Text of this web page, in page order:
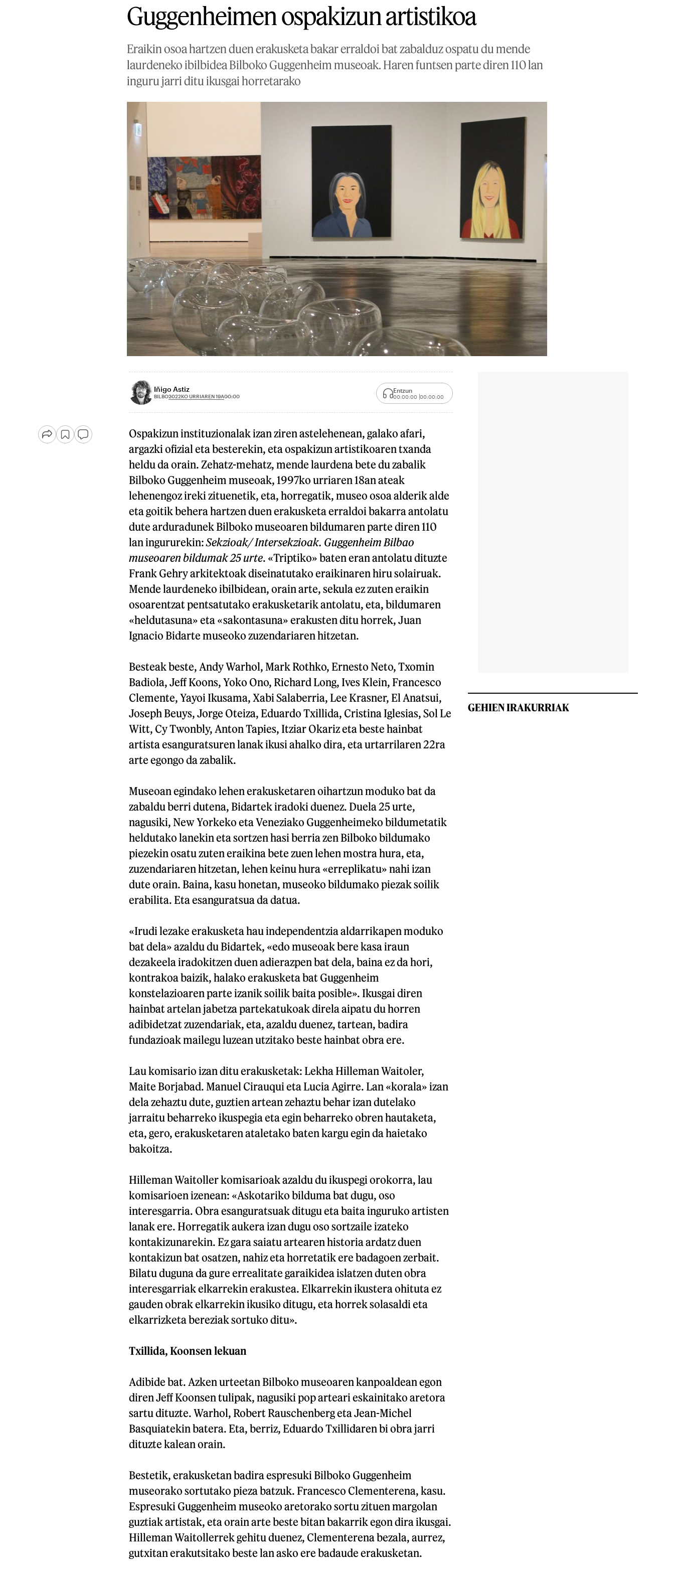
Guggenheimen ospakizun artistikoa
Eraikin osoa hartzen duen erakusketa bakar erraldoi bat zabalduz ospatu du mende
laurdeneko ibilbidea Bilboko Guggenheim museoak. Haren funtsen parte diren 110 lan
inguru jarri ditu ikusgai horretarako
Iñigo Astiz
BILBO2022KO URRIAREN 19A00:00
Entzun
00:00:00 00:00:00
Ospakizun instituzionalak izan ziren astelehenean, galako afari,
argazki ofizial eta besterekin, eta ospakizun artistikoaren txanda
heldu da orain. Zehatz-mehatz, mende laurdena bete du zabalik
Bilboko Guggenheim museoak, 1997ko urriaren 18an ateak
lehenengoz ireki zituenetik, eta, horregatik, museo osoa alderik alde
eta goitik behera hartzen duen erakusketa erraldoi bakarra antolatu
dute arduradunek Bilboko museoaren bildumaren parte diren 110
lan ingururekin:Sekzioak/ Intersekzioak. Guggenheim Bilbao
museoaren bildumak 25 urte. «Triptiko» baten eran antolatu dituzte
Frank Gehry arkitektoak diseinatutako eraikinaren hiru solairuak.
Mende laurdeneko ibilbidean, orain arte, sekula ez zuten eraikin
osoarentzat pentsatutako erakusketarik antolatu, eta, bildumaren
«heldutasuna» eta «sakontasuna» erakusten ditu horrek, Juan
Ignacio Bidarte museoko zuzendariaren hitzetan.
Besteak beste, Andy Warhol, Mark Rothko, Ernesto Neto, Txomin
Badiola, Jeff Koons, Yoko Ono, Richard Long, Ives Klein, Francesco
Clemente, Yayoi Ikusama, Xabi Salaberria, Lee Krasner, El Anatsui,
Joseph Beuys, Jorge Oteiza, Eduardo Txillida, Cristina Iglesias, Sol Le
Witt, Cy Twonbly, Anton Tapies, Itziar Okariz eta beste hainbat
artista esanguratsuren lanak ikusi ahalko dira, eta urtarrilaren 22ra
arte egongo da zabalik.
Museoan egindako lehen erakusketaren oihartzun moduko bat da
zabaldu berri dutena, Bidartek iradoki duenez. Duela 25 urte,
nagusiki, New Yorkeko eta Veneziako Guggenheimeko bildumetatik
heldutako lanekin eta sortzen hasi berria zen Bilboko bildumako
piezekin osatu zuten eraikina bete zuen lehen mostra hura, eta,
zuzendariaren hitzetan, lehen keinu hura «erreplikatu» nahi izan
dute orain. Baina, kasu honetan, museoko bildumako piezak soilik
erabilita. Eta esanguratsua da datua.
«Irudi lezake erakusketa hau independentzia aldarrikapen moduko
bat dela» azaldu du Bidartek, «edo museoak bere kasa iraun
dezakeela iradokitzen duen adierazpen bat dela, baina ez da hori,
kontrakoa baizik, halako erakusketa bat Guggenheim
konstelazioaren parte izanik soilik baita posible». Ikusgai diren
hainbat artelan jabetza partekatukoak direla aipatu du horren
adibidetzat zuzendariak, eta, azaldu duenez, tartean, badira
fundazioak mailegu luzean utzitako beste hainbat obra ere.
Lau komisario izan ditu erakusketak: Lekha Hilleman Waitoler,
Maite Borjabad. Manuel Cirauqui eta Lucia Agirre. Lan «korala» izan
dela zehaztu dute, guztien artean zehaztu behar izan dutelako
jarraitu beharreko ikuspegia eta egin beharreko obren hautaketa,
eta, gero, erakusketaren ataletako baten kargu egin da haietako
bakoitza.
Hilleman Waitoller komisarioak azaldu du ikuspegi orokorra, lau
komisarioen izenean: «Askotariko bilduma bat dugu, oso
interesgarria. Obra esanguratsuak ditugu eta baita inguruko artisten
lanak ere. Horregatik aukera izan dugu oso sortzaile izateko
kontakizunarekin. Ez gara saiatu artearen historia ardatz duen
kontakizun bat osatzen, nahiz eta horretatik ere badagoen zerbait.
Bilatu duguna da gure errealitate garaikidea islatzen duten obra
interesgarriak elkarrekin erakustea. Elkarrekin ikustera ohituta ez
gauden obrak elkarrekin ikusiko ditugu, eta horrek solasaldi eta
elkarrizketa bereziak sortuko ditu».
Txillida, Koonsen lekuan
Adibide bat. Azken urteetan Bilboko museoaren kanpoaldean egon
diren Jeff Koonsen tulipak, nagusiki pop arteari eskainitako aretora
sartu dituzte. Warhol, Robert Rauschenberg eta Jean-Michel
Basquiatekin batera. Eta, berriz, Eduardo Txillidaren bi obra jarri
dituzte kalean orain.
Bestetik, erakusketan badira espresuki Bilboko Guggenheim
museorako sortutako pieza batzuk. Francesco Clementerena, kasu.
Espresuki Guggenheim museoko aretorako sortu zituen margolan
guztiak artistak, eta orain arte beste bitan bakarrik egon dira ikusgai.
Hilleman Waitollerrek gehitu duenez, Clementerena bezala, aurrez,
gutxitan erakutsitako beste lan asko ere badaude erakusketan.
GEHIEN IRAKURRIAK